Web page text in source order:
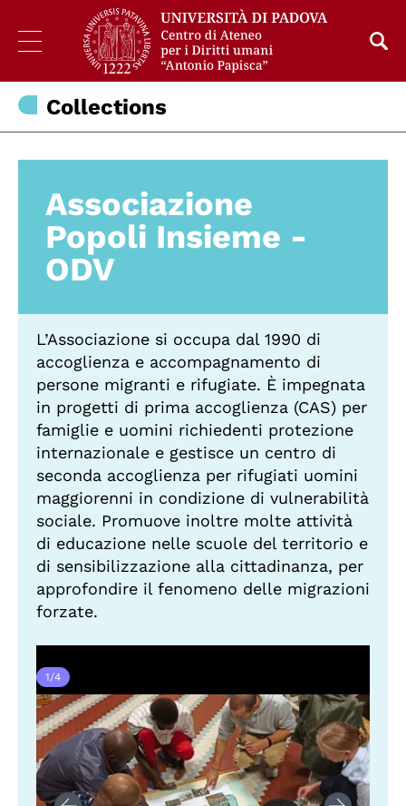
Collections
Associazione
Popoli Insieme -
ODV
L’Associazione si occupa dal 1990 di
accoglienza e accompagnamento di
persone migranti e rifugiate. È impegnata
in progetti di prima accoglienza (CAS) per
famiglie e uomini richiedenti protezione
internazionale e gestisce un centro di
seconda accoglienza per rifugiati uomini
maggiorenni in condizione di vulnerabilità
sociale. Promuove inoltre molte attività
di educazione nelle scuole del territorio e
di sensibilizzazione alla cittadinanza, per
approfondire il fenomeno delle migrazioni
forzate.
1/4